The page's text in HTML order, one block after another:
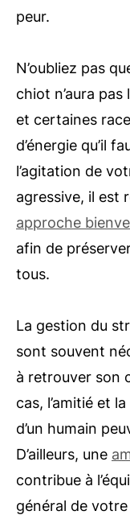
peur.
N’oubliez pas
chiot n’aura pas
et certaines
d’énergie qu’il
l’agitation de
agressive, il est
approche
afin de
tous.
La gestion du
sont souvent
à retrouver son
cas, l’amitié et
d’un humain
D’ailleurs, une
contribue à
général de